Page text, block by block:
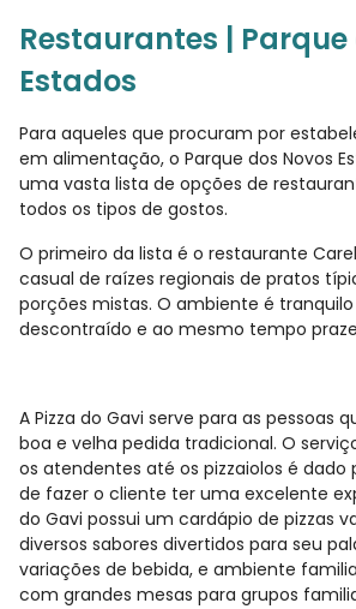
Restaurantes | Parque
Estados
Para aqueles que procuram por
em alimentação, o Parque dos Novos
uma vasta lista de opções de
todos os tipos de gostos.
O primeiro da lista é o restaurante
casual de raízes regionais de pratos
porções mistas. O ambiente é
descontraído e ao mesmo tempo
A Pizza do Gavi serve para as pessoas
boa e velha pedida tradicional. O
os atendentes até os pizzaiolos é
de fazer o cliente ter uma excelente
do Gavi possui um cardápio de pizzas
diversos sabores divertidos para seu
variações de bebida, e ambiente
com grandes mesas para grupos